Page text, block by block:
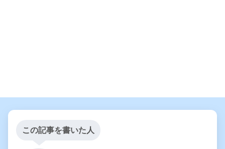
この記事を書いた人